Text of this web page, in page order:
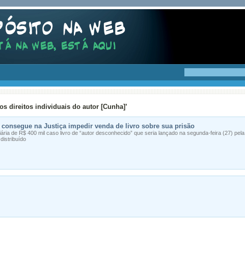
direitos individuais do autor [Cunha]’
consegue na Justiça impedir venda de livro sobre sua prisão
de R$ 400 mil caso livro de “autor desconhecido” que seria lançado na segunda-feira (27) pela